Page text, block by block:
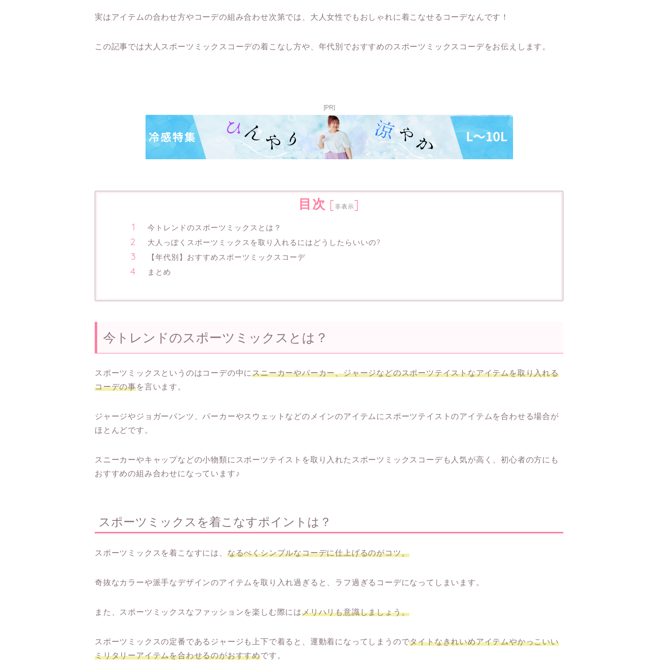
実はアイテムの合わせ方やコーデの組み合わせ次第では、大人女性でもおしゃれに着こなせるコーデなんです！
この記事では大人スポーツミックスコーデの着こなし方や、年代別でおすすめのスポーツミックスコーデをお伝えします。
[PR]
目次 [非表示]
今トレンドのスポーツミックスとは？
大人っぽくスポーツミックスを取り入れるにはどうしたらいいの?
【年代別】おすすめスポーツミックスコーデ
まとめ
今トレンドのスポーツミックスとは？
スポーツミックスというのはコーデの中にスニーカーやパーカー、ジャージなどのスポーツテイストなアイテムを取り入れる
コーデの事を言います。
ジャージやジョガーパンツ、パーカーやスウェットなどのメインのアイテムにスポーツテイストのアイテムを合わせる場合が
ほとんどです。
スニーカーやキャップなどの小物類にスポーツテイストを取り入れたスポーツミックスコーデも人気が高く、初心者の方にも
おすすめの組み合わせになっています♪
スポーツミックスを着こなすポイントは？
スポーツミックスを着こなすには、 なるべくシンプルなコーデに仕上げるのがコツ。
奇抜なカラーや派手なデザインのアイテムを取り入れ過ぎると、ラフ過ぎるコーデになってしまいます。
また、スポーツミックスなファッションを楽しむ際にはメリハリも意識しましょう。
スポーツミックスの定番であるジャージも上下で着ると、運動着になってしまうのでタイトなきれいめアイテムやかっこいい
ミリタリーアイテムを合わせるのがおすすめです。